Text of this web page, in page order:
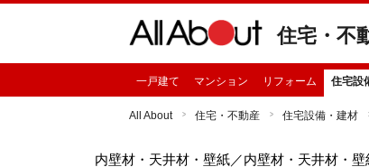
住宅・不
一戸建て マンション リフォーム 住宅設
All About 住宅・不動産 住宅設備・建材
内壁材・天井材・壁紙／内壁材・天井材・